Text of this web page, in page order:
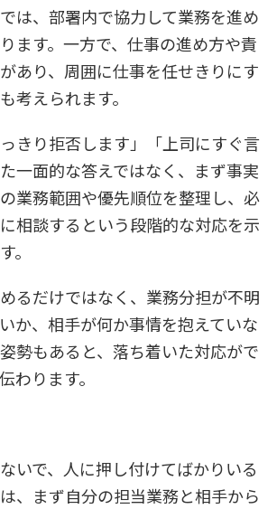
は、部署内で協力して業務を進め
ます。一方で、仕事の進め方や責
あり、周囲に仕事を任せきりにす
考えられます。
きり拒否します」「上司にすぐ言
一面的な答えではなく、まず事実
業務範囲や優先順位を整理し、必
相談するという段階的な対応を示
。
るだけではなく、業務分担が不明
か、相手が何か事情を抱えていな
勢もあると、落ち着いた対応がで
わります。
いで、人に押し付けてばかりいる
、まず自分の担当業務と相手から